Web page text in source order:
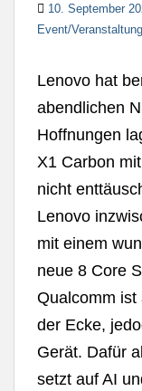
10. September
Event/
Lenovo hat
abendlichen
Hoffnungen
X1 Carbon
nicht
Lenovo
mit einem
neue 8 Core
Qualcomm ist
der Ecke,
Gerät. Dafür
setzt auf AI